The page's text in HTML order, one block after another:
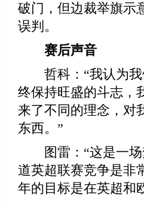
破门，但边裁举旗示
误判。
赛后声音
哲科：“我认为我
终保持旺盛的斗志，
来了不同的理念，对
东西。”
图雷：“这是一场
道英超联赛竞争是非
年的目标是在英超和